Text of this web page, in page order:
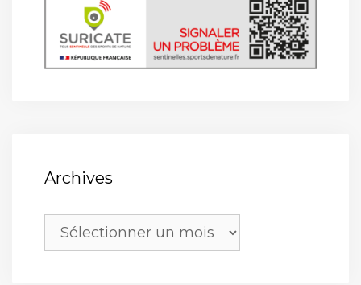
Archives
Archives